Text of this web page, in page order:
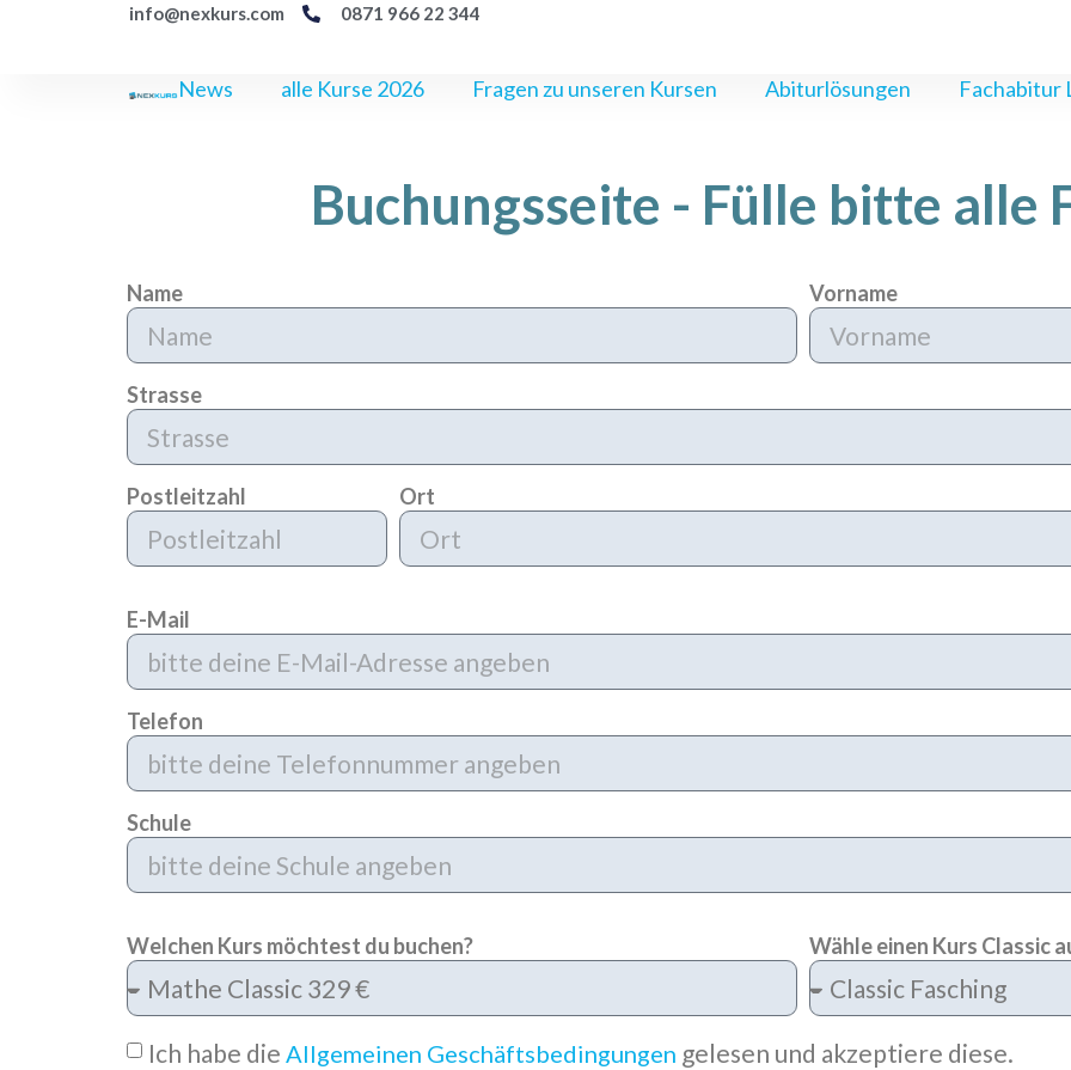
info@nexkurs.com 0871 966 22 344
News alle Kurse 2026 Fragen zu unseren Kursen Abiturlösungen Fachabitur
Buchungsseite - Fülle bitte alle
Name Vorname
Strasse
Postleitzahl Ort
E-Mail
Telefon
Schule
Welchen Kurs möchtest du buchen? Wähle einen Kurs Classic
Ich habe die Allgemeinen Geschäftsbedingungen gelesen und akzeptiere diese.